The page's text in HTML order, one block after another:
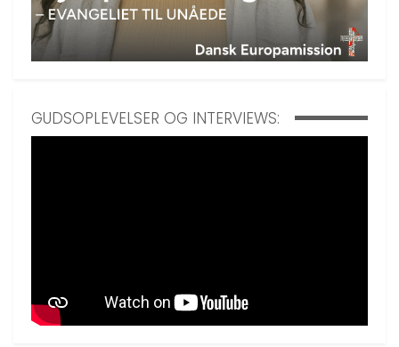
GUDSOPLEVELSER OG INTERVIEWS: